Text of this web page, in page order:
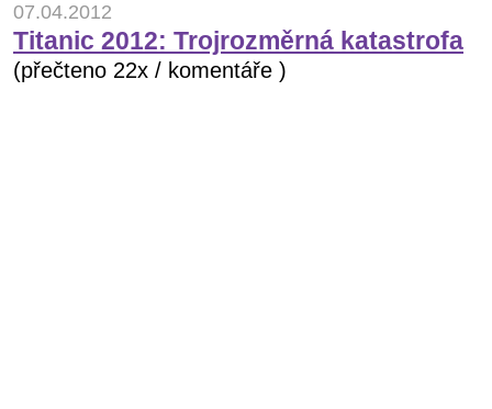
07.04.2012
Titanic 2012: Trojrozměrná katastrofa
(přečteno 22x / komentáře )